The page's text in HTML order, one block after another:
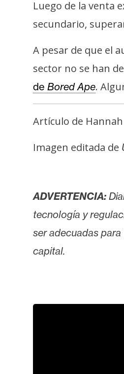
Luego de la venta
secundario,
A pesar de que el
sector no se han
de Bored Ape.
Artículo de
Imagen editada de
ADVERTENCIA:
tecnología y
ser adecuadas
capital.